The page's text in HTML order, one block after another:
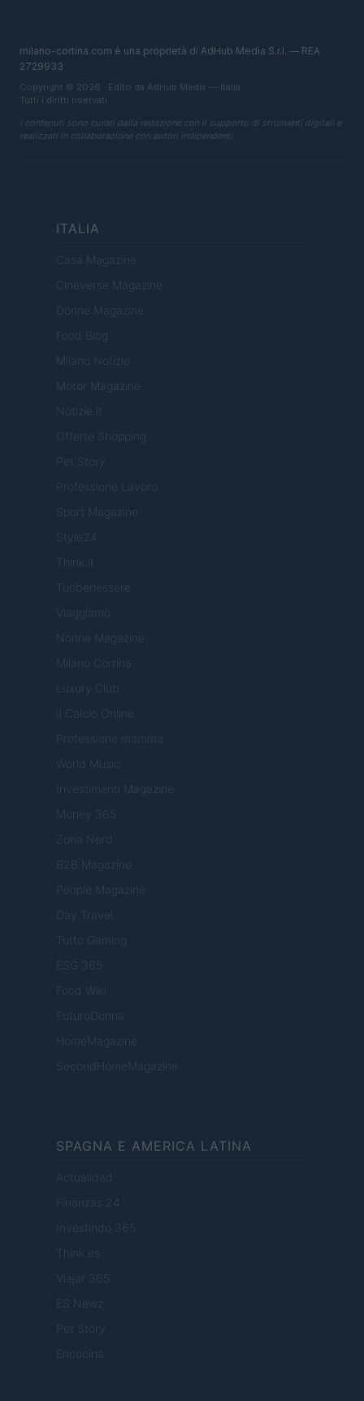
milano-cortina.com è una proprietà di AdHub Media S.r.l. — REA
2729933
Copyright © 2026 · Edito da AdHub Media — Italia
Tutti i diritti riservati
I contenuti sono curati dalla redazione con il supporto di strumenti digitali e
realizzati in collaborazione con autori indipendenti.
ITALIA
Casa Magazine
Cineverse Magazine
Donne Magazine
Food Blog
Milano Notizie
Motor Magazine
Notizie.it
Offerte Shopping
Pet Story
Professione Lavoro
Sport Magazine
Style24
Think.it
Tuobenessere
Viaggiamo
Nonne Magazine
Milano Cortina
Luxury Club
Il Calcio Online
Professione mamma
World Music
Investimenti Magazine
Money 365
Zona Nerd
B2B Magazine
People Magazine
Day Travel
Tutto Gaming
ESG 365
Food Wiki
FuturoDonna
HomeMagazine
SecondHomeMagazine
SPAGNA E AMERICA LATINA
Actualidad
Finanzas 24
Investindo 365
Think.es
Viajar 365
ES Newz
Pet Story
Encocina